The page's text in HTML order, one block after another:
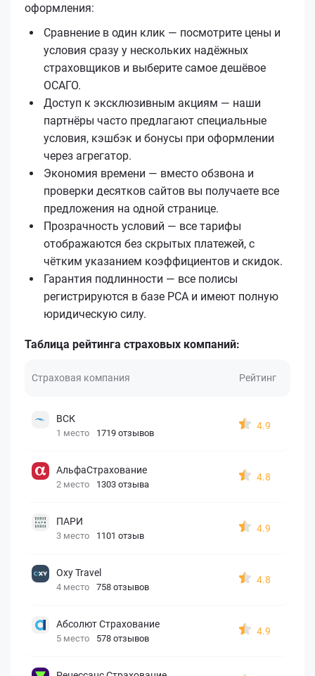
оформления:
Сравнение в один клик — посмотрите цены и
условия сразу у нескольких надёжных
страховщиков и выберите самое дешёвое
ОСАГО.
Доступ к эксклюзивным акциям — наши
партнёры часто предлагают специальные
условия, кэшбэк и бонусы при оформлении
через агрегатор.
Экономия времени — вместо обзвона и
проверки десятков сайтов вы получаете все
предложения на одной странице.
Прозрачность условий — все тарифы
отображаются без скрытых платежей, с
чётким указанием коэффициентов и скидок.
Гарантия подлинности — все полисы
регистрируются в базе РСА и имеют полную
юридическую силу.
Таблица рейтинга страховых компаний:
Страховая компания Рейтинг
ВСК
1 место 1719 отзывов
4.9
АльфаСтрахование
2 место 1303 отзыва
4.8
ПАРИ
3 место 1101 отзыв
4.9
Oxy Travel
4 место 758 отзывов
4.8
Абсолют Страхование
5 место 578 отзывов
4.9